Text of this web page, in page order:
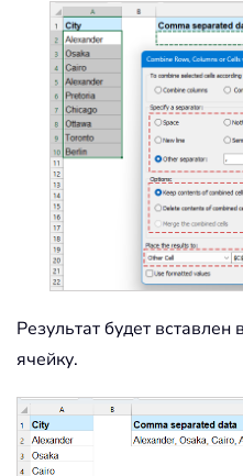
Результат будет
ячейку.